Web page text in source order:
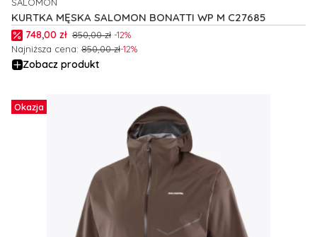
KURTKA MĘSKA SALOMON BONATTI WP M C27685
PRODUCENT
Cena promocyjna
748,00 zł 850,00 zł -12%
Najniższa cena: 850,00 zł-12%
Zobacz produkt
Okazja